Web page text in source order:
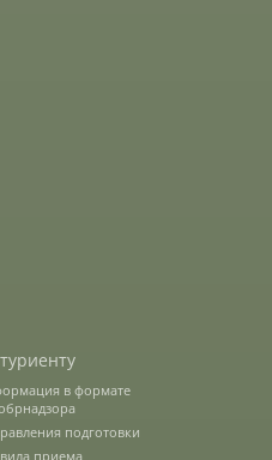
в формате
подготовки
приема